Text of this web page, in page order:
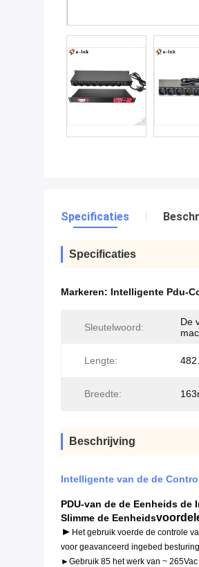
Specificaties
Specificaties
Markeren: Intelligente Pdu-
Sleutelwoord:
De
Lengte:
Breedte:
Beschrijving
Intelligente van de de
PDU-van de de Eenheids
Slimme de Eenheids
► Het gebruik voerde de controle
voor geavanceerd ingebed
►Gebruik 85 het werk van ~